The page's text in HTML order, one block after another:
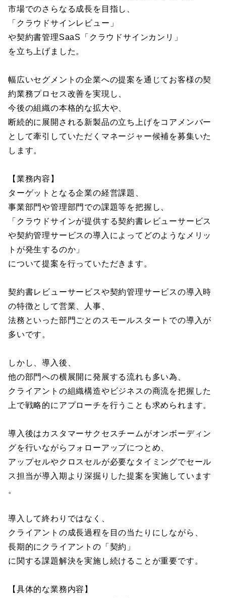
市場でのさらなる成長を目指し、
「クラウドサインレビュー」
や契約書管理SaaS「クラウドサインカンリ」
を立ち上げました。
幅広いセグメントの企業への提案を通じてお客様の契
約業務プロセス改善を実現し、
今後の組織の本格的な拡大や、
断続的に展開される新製品の立ち上げをコアメンバー
として牽引していただくマネージャー候補を募集いた
します。
【業務内容】
ターゲットとなる企業の経営課題、
事業部門や管理部門での課題等を把握し、
「クラウドサインが提供する契約書レビューサービス
や契約管理サービスの導入によってどのようなメリッ
トが発生するのか」
について提案を行っていただきます。
契約書レビューサービスや契約管理サービスの導入時
の特徴として営業、人事、
法務といった部門ごとのスモールスタートでの導入が
多いです。
しかし、導入後、
他の部門への横展開に発展する流れも多い為、
クライアントの組織構造やビジネスの商流を把握した
上で戦略的にアプローチを行うことも求められます。
導入後はカスタマーサクセスチームがオンボーディン
グを行いながらフォローアップにつとめ、
アップセルやクロスセルが必要なタイミングでセール
ス担当が導入期より深掘りした提案を実施しています
。
導入して終わりではなく、
クライアントの成長過程を目の当たりにしながら、
長期的にクライアントの「契約」
に関する課題解決を実施し続けることが重要です。
【具体的な業務内容】